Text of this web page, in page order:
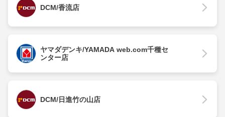
DCM/香流店
ヤマダデンキ/YAMADA web.com千種セ
ンター店
DCM/日進竹の山店